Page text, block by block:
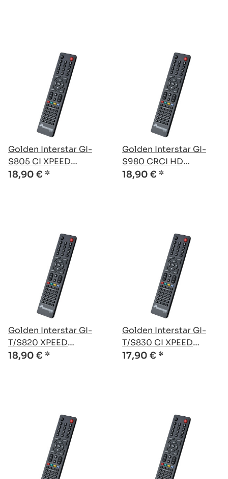
Golden Interstar GI-
S805 CI XPEED
kompatible Ersatz
18,90 € *
Golden Interstar GI-
S980 CRCI HD
kompatible Ersatz
18,90 € *
Golden Interstar GI-
T/S820 XPEED
kompatible Ersatz
18,90 € *
Golden Interstar GI-
T/S830 CI XPEED
kompatible Ersatz
17,90 € *